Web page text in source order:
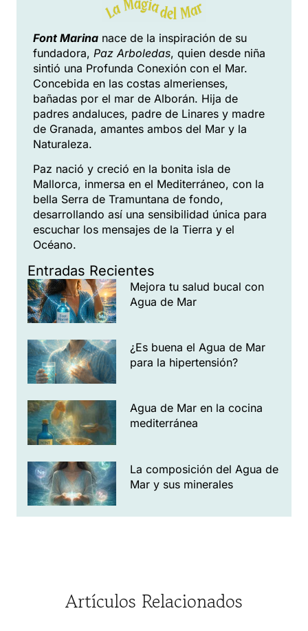
Font Marina nace de la inspiración de su
fundadora, Paz Arboledas, quien desde niña
sintió una Profunda Conexión con el Mar.
Concebida en las costas almerienses,
bañadas por el mar de Alborán. Hija de
padres andaluces, padre de Linares y madre
de Granada, amantes ambos del Mar y la
Naturaleza.
Paz nació y creció en la bonita isla de
Mallorca, inmersa en el Mediterráneo, con la
bella Serra de Tramuntana de fondo,
desarrollando así una sensibilidad única para
escuchar los mensajes de la Tierra y el
Océano.
Entradas Recientes
Mejora tu salud bucal con
Agua de Mar
¿Es buena el Agua de Mar
para la hipertensión?
Agua de Mar en la cocina
mediterránea
La composición del Agua de
Mar y sus minerales
Artículos Relacionados